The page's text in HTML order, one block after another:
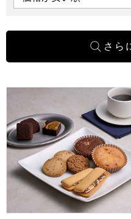
ホテルオークラスイーツギ